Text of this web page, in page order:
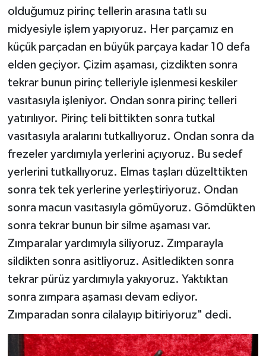
olduğumuz pirinç tellerin arasına tatlı su
midyesiyle işlem yapıyoruz. Her parçamız en
küçük parçadan en büyük parçaya kadar 10 defa
elden geçiyor. Çizim aşaması, çizdikten sonra
tekrar bunun pirinç telleriyle işlenmesi keskiler
vasıtasıyla işleniyor. Ondan sonra pirinç telleri
yatırılıyor. Pirinç teli bittikten sonra tutkal
vasıtasıyla aralarını tutkallıyoruz. Ondan sonra da
frezeler yardımıyla yerlerini açıyoruz. Bu sedef
yerlerini tutkallıyoruz. Elmas taşları düzelttikten
sonra tek tek yerlerine yerleştiriyoruz. Ondan
sonra macun vasıtasıyla gömüyoruz. Gömdükten
sonra tekrar bunun bir silme aşaması var.
Zımparalar yardımıyla siliyoruz. Zımparayla
sildikten sonra asitliyoruz. Asitledikten sonra
tekrar pürüz yardımıyla yakıyoruz. Yaktıktan
sonra zımpara aşaması devam ediyor.
Zımparadan sonra cilalayıp bitiriyoruz" dedi.